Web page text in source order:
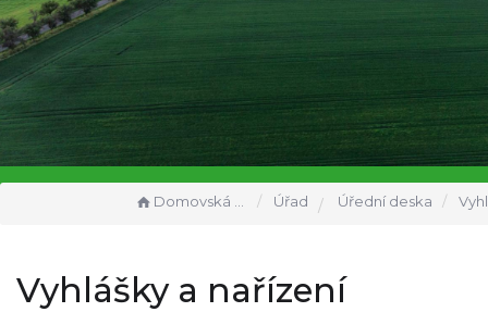
Domovská stránka Úřad Úřední deska
Vyhlášky a nařízení